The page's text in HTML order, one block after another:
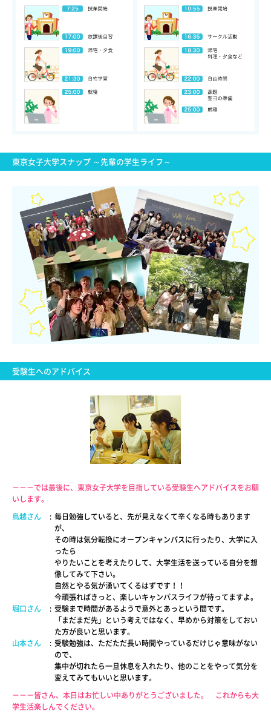
東京女子大学スナップ ～先輩の学生ライフ～
受験生へのアドバイス
－－－では最後に、東京女子大学を目指している受験生へアドバイスをお願
いします。
鳥越さん
: 毎日勉強していると、先が見えなくて辛くなる時もあります
が、
その時は気分転換にオープンキャンパスに行ったり、大学に入
ったら
やりたいことを考えたりして、大学生活を送っている自分を想
像してみて下さい。
自然とやる気が湧いてくるはずです！！
今頑張ればきっと、楽しいキャンパスライフが待ってますよ。
堀口さん
: 受験まで時間があるようで意外とあっという間です。
「まだまだ先」という考えではなく、早めから対策をしておい
た方が良いと思います。
山本さん
: 受験勉強は、ただただ長い時間やっているだけじゃ意味がない
ので、
集中が切れたら一旦休息を入れたり、他のことをやって気分を
変えてみてもいいと思います。
－－－皆さん、本日はお忙しい中ありがとうございました。 これからも大
学生活楽しんでください。